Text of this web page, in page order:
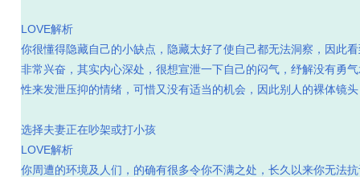
LOVE解析
你很懂得隐藏自己的小缺点，隐藏太好了使自己都无法洞察，因此
非常兴奋，其实内心深处，很想宣泄一下自己的闷气，纾解没有勇
性来发泄压抑的情绪，可惜又没有适当的机会，因此别人的裸体镜
选择夫妻正在吵架或打小孩
LOVE解析
你周遭的环境及人们，的确有很多令你不满之处，长久以来你无法